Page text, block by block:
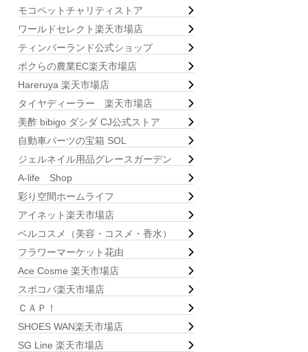
モコペットチャリティストア
ワールドセレクト楽天市場店
ティンバーランド公式ショップ
ボクらの農業EC楽天市場店
Hareruya 楽天市場店
タイヤディーラー 楽天市場店
美酢 bibigo ダシダ CJ公式ストア
自動車パーツの宝箱 SOL
ジェルネイル用品グレースガーデン
A-life Shop
彩り空間ホームライフ
アイネット楽天市場店
ベルコスメ（美容・コスメ・香水）
フラワーマーケット花由
Ace Cosme 楽天市場店
スポコバ楽天市場店
ＣＡＰ！
SHOES WAN楽天市場店
SG Line 楽天市場店